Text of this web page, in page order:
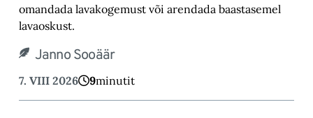
omandada lavakogemust või arendada baastasemel
lavaoskust.‎
Janno Sooäär
7. VIII 2026 9minutit